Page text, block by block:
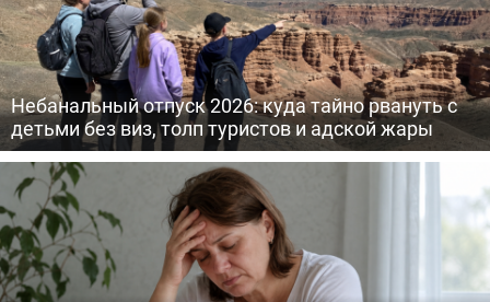
Небанальный отпуск 2026: куда тайно рвануть с
детьми без виз, толп туристов и адской жары